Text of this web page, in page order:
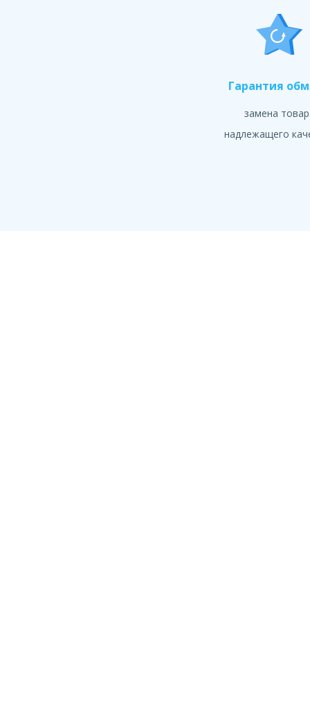
Гарантия
замена
надлежащего